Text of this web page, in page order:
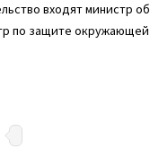
входят министр
по защите